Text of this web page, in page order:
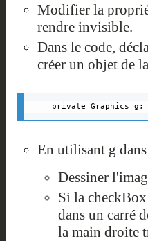
Modifier la
rendre invisible.
Dans le code,
créer un objet de
private Graphics g;
En utilisant g
Dessiner
Si la
dans un carré
la main droite